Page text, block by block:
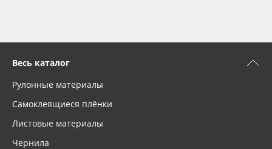
Весь каталог
Рулонные материалы
Самоклеящиеся плёнки
Листовые материалы
Чернила